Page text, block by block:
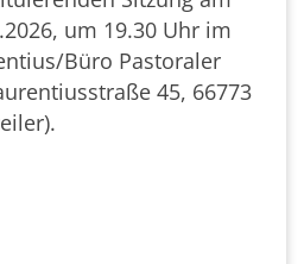
um 19.30 Uhr im
Büro Pastoraler
45, 66773